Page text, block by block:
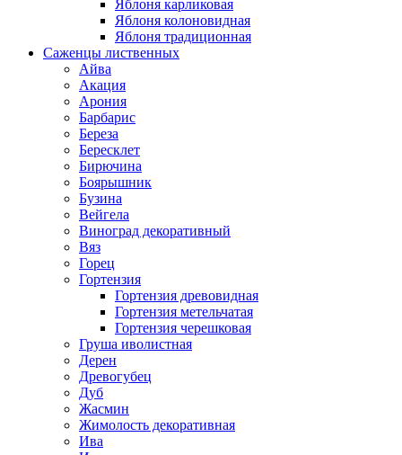
Яблоня карликовая
Яблоня колоновидная
Яблоня традиционная
Саженцы лиственных
Айва
Акация
Арония
Барбарис
Береза
Бересклет
Бирючина
Боярышник
Бузина
Вейгела
Виноград декоративный
Вяз
Горец
Гортензия
Гортензия древовидная
Гортензия метельчатая
Гортензия черешковая
Груша иволистная
Дерен
Древогубец
Дуб
Жасмин
Жимолость декоративная
Ива